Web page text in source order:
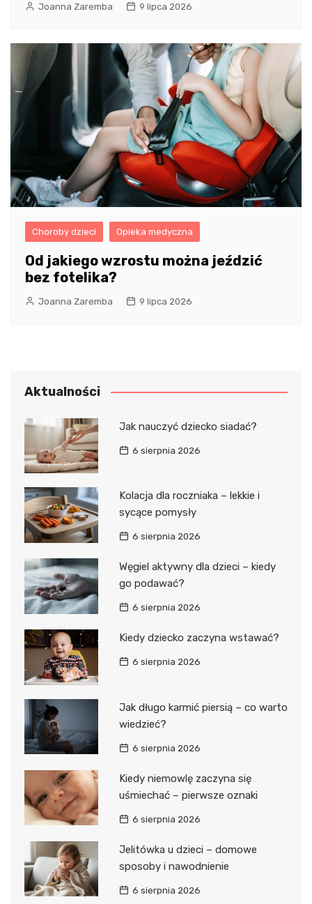
Joanna Zaremba 9 lipca 2026
Choroby dzieci Opieka medyczna
Od jakiego wzrostu można jeździć
bez fotelika?
Joanna Zaremba 9 lipca 2026
Aktualności
Jak nauczyć dziecko siadać?
6 sierpnia 2026
Kolacja dla roczniaka – lekkie i
sycące pomysły
6 sierpnia 2026
Węgiel aktywny dla dzieci – kiedy
go podawać?
6 sierpnia 2026
Kiedy dziecko zaczyna wstawać?
6 sierpnia 2026
Jak długo karmić piersią – co warto
wiedzieć?
6 sierpnia 2026
Kiedy niemowlę zaczyna się
uśmiechać – pierwsze oznaki
6 sierpnia 2026
Jelitówka u dzieci – domowe
sposoby i nawodnienie
6 sierpnia 2026